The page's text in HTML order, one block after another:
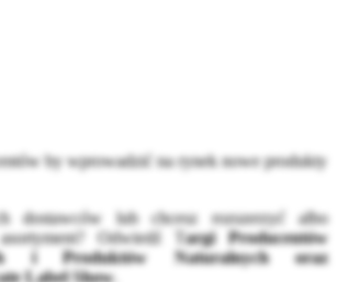
by wprowadzić na rynek nowe produkty
dostawców lub chcesz rozszerzyć albo
Odwiedź Targi Producentów
i Produktów Naturalnych oraz
Label Show.